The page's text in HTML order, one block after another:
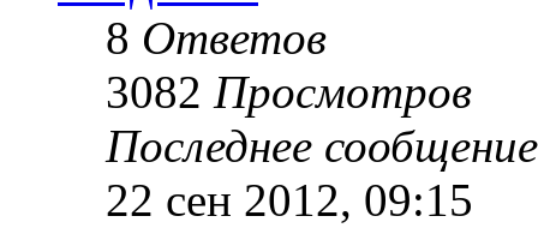
8 Ответов
3082 Просмотров
Последнее
22 сен 2012, 09:15